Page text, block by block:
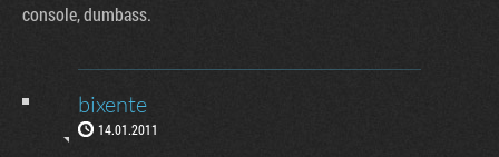
console, dumbass.
bixente
14.01.2011